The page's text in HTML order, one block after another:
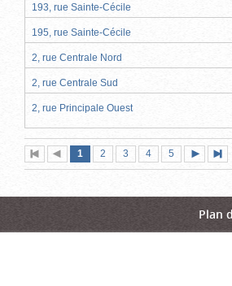
193, rue Sainte-Cécile
195, rue Sainte-Cécile
2, rue Centrale Nord
2, rue Centrale Sud
2, rue Principale Ouest
Première
page
Page
précédente
Page
1 (page
actuelle)
Page
2 Page
3 Page
4 Page
5
suivante
Plan